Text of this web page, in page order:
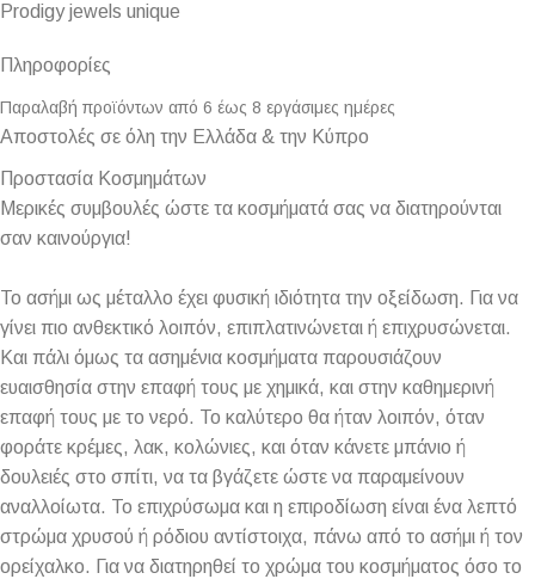
Prodigy jewels unique
Πληροφορίες
Παραλαβή προϊόντων από 6 έως 8 εργάσιμες ημέρες
Αποστολές σε όλη την Ελλάδα & την Κύπρο
Προστασία Κοσμημάτων
Μερικές συμβουλές ώστε τα κοσμήματά σας να διατηρούνται
σαν καινούργια!
Το ασήμι ως μέταλλο έχει φυσική ιδιότητα την οξείδωση. Για να
γίνει πιο ανθεκτικό λοιπόν, επιπλατινώνεται ή επιχρυσώνεται.
Και πάλι όμως τα ασημένια κοσμήματα παρουσιάζουν
ευαισθησία στην επαφή τους με χημικά, και στην καθημερινή
επαφή τους με το νερό. Το καλύτερο θα ήταν λοιπόν, όταν
φοράτε κρέμες, λακ, κολώνιες, και όταν κάνετε μπάνιο ή
δουλειές στο σπίτι, να τα βγάζετε ώστε να παραμείνουν
αναλλοίωτα. Το επιχρύσωμα και η επιροδίωση είναι ένα λεπτό
στρώμα χρυσού ή ρόδιου αντίστοιχα, πάνω από το ασήμι ή τον
ορείχαλκο. Για να διατηρηθεί το χρώμα του κοσμήματος όσο το